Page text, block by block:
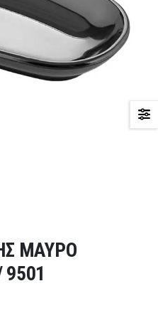
ΜΑΥΡΟ
9501